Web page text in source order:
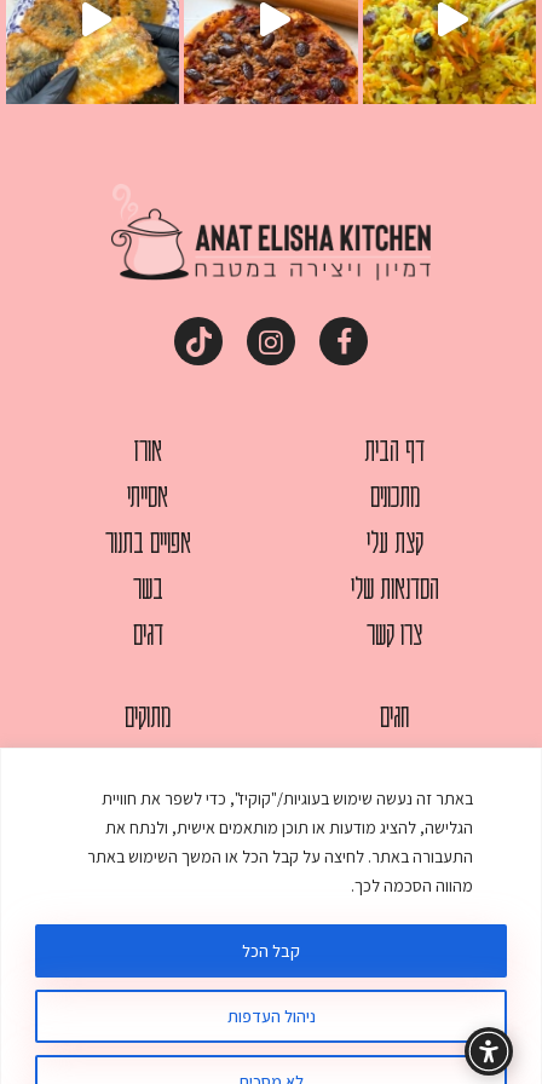
באתר זה נעשה שימוש בעוגיות/"קוקיז", כדי לשפר את חוויית
הגלישה, להציג מודעות או תוכן מותאמים אישית, ולנתח את
התעבורה באתר. לחיצה על קבל הכל או המשך השימוש באתר
מהווה הסכמה לכך.
ניהול העדפות
קבל הכל
דף הבית
מתכונים
קצת עלי
הסדנאות שלי
צרו קשר
אורז
אסייתי
אפויים בתנור
בשר
דגים
חגים
מאפים
ממולאים
מרקים
מתוקים
עוגות
עוף
© כל הזכויות שמורות לענת אלישע | עיצוב ובניית אתר
תקנון האתר מדיניות פרטיות